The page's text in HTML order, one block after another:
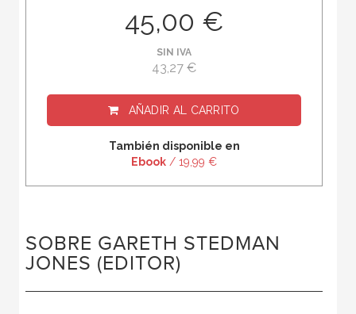
45,00 €
SIN IVA
43,27 €
AÑADIR AL CARRITO
También disponible en
Ebook / 19,99 €
SOBRE GARETH STEDMAN
JONES (EDITOR)